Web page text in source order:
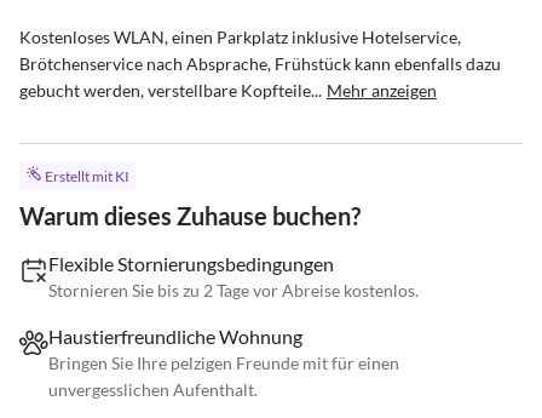
Kostenloses WLAN, einen Parkplatz inklusive Hotelservice,
Brötchenservice nach Absprache, Frühstück kann ebenfalls dazu
gebucht werden, verstellbare Kopfteile... Mehr anzeigen
Erstellt mit KI
Warum dieses Zuhause buchen?
Flexible Stornierungsbedingungen
Stornieren Sie bis zu 2 Tage vor Abreise kostenlos.
Haustierfreundliche Wohnung
Bringen Sie Ihre pelzigen Freunde mit für einen
unvergesslichen Aufenthalt.